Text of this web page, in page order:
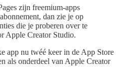
zijn freemium-apps
dan zie je op
die je proberen over te
Apple Creator Studio.
app nu twéé keer in de App Store
als onderdeel van Apple Creator